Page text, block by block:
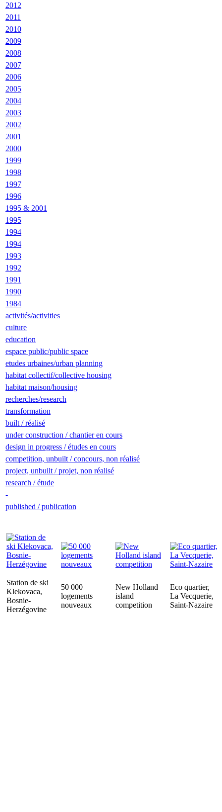
2012
2011
2010
2009
2008
2007
2006
2005
2004
2003
2002
2001
2000
1999
1998
1997
1996
1995 & 2001
1995
1994
1994
1993
1992
1991
1990
1984
activités/activities
culture
education
espace public/public space
etudes urbaines/urban planning
habitat collectif/collective housing
habitat maison/housing
recherches/research
transformation
built / réalisé
under construction / chantier en cours
design in progress / études en cours
competition, unbuilt / concours, non réalisé
project, unbuilt / projet, non réalisé
research / étude
-
published / publication
Station de ski
Klekovaca,
Bosnie-
Herzégovine
50 000
logements
nouveaux
New Holland
island
competition
Eco quartier,
La Vecquerie,
Saint-Nazaire